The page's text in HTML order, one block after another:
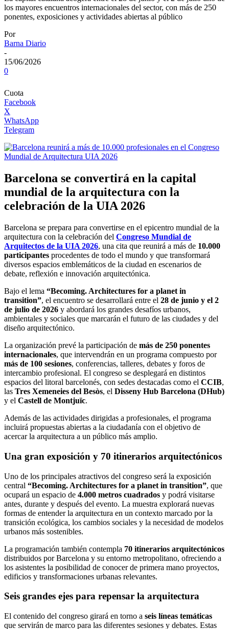
los mayores encuentros internacionales del sector, con más de 250
ponentes, exposiciones y actividades abiertas al público
Por
Barna Diario
-
15/06/2026
0
Cuota
Facebook
X
WhatsApp
Telegram
Barcelona se convertirá en la capital
mundial de la arquitectura con la
celebración de la UIA 2026
Barcelona se prepara para convertirse en el epicentro mundial de la
arquitectura con la celebración del Congreso Mundial de
Arquitectos de la UIA 2026, una cita que reunirá a más de 10.000
participantes procedentes de todo el mundo y que transformará
diversos espacios emblemáticos de la ciudad en escenarios de
debate, reflexión e innovación arquitectónica.
Bajo el lema “Becoming. Architectures for a planet in
transition”, el encuentro se desarrollará entre el 28 de junio y el 2
de julio de 2026 y abordará los grandes desafíos urbanos,
ambientales y sociales que marcarán el futuro de las ciudades y del
diseño arquitectónico.
La organización prevé la participación de más de 250 ponentes
internacionales, que intervendrán en un programa compuesto por
más de 100 sesiones, conferencias, talleres, debates y foros de
intercambio profesional. El congreso se desplegará en distintos
espacios del litoral barcelonés, con sedes destacadas como el CCIB,
las Tres Xemeneies del Besòs, el Disseny Hub Barcelona (DHub)
y el Castell de Montjuïc.
Además de las actividades dirigidas a profesionales, el programa
incluirá propuestas abiertas a la ciudadanía con el objetivo de
acercar la arquitectura a un público más amplio.
Una gran exposición y 70 itinerarios arquitectónicos
Uno de los principales atractivos del congreso será la exposición
central “Becoming. Architectures for a planet in transition”, que
ocupará un espacio de 4.000 metros cuadrados y podrá visitarse
antes, durante y después del evento. La muestra explorará nuevas
formas de entender la arquitectura en un contexto marcado por la
transición ecológica, los cambios sociales y la necesidad de modelos
urbanos más sostenibles.
La programación también contempla 70 itinerarios arquitectónicos
distribuidos por Barcelona y su entorno metropolitano, ofreciendo a
los asistentes la posibilidad de conocer de primera mano proyectos,
edificios y transformaciones urbanas relevantes.
Seis grandes ejes para repensar la arquitectura
El contenido del congreso girará en torno a seis líneas temáticas
que servirán de marco para las diferentes sesiones y debates. Estas